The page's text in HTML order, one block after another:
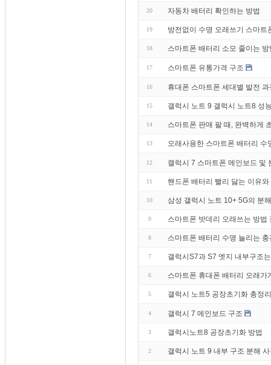
20 자동차 배터리 확인하는 방법
19 방전없이 수명 오래쓰기 스마
18 스마트폰 배터리 소모 줄이는
17 스마트폰 유통가격 구조
16 휴대폰 스마트폰 세대별 발전 과
15 갤럭시 노트 9 갤럭시 노트8 성
14 스마트폰 판매 팔 때, 완벽하게
13 오래사용한 스마트폰 배터리 수
12 캘럭시 7 스마트폰 메인보드 및
11 핸드폰 배터리 빨리 닳는 이유
10 삼성 갤럭시 노트 10+ 5G의 분
9 스마트폰 밧데리 오래쓰는 방법
8 스마트폰 배터리 수명 늘리는
7 갤럭시S7과 S7 엣지 내부구조
6 스마트폰 휴대폰 배터리 오래가
5 갤럭시 노트5 공장초기화 총정
4 갤럭시 7 메인보드 구조
3 갤럭시노트8 공장초기화 방법
2 갤럭시 노트 9 내부 구조 분해